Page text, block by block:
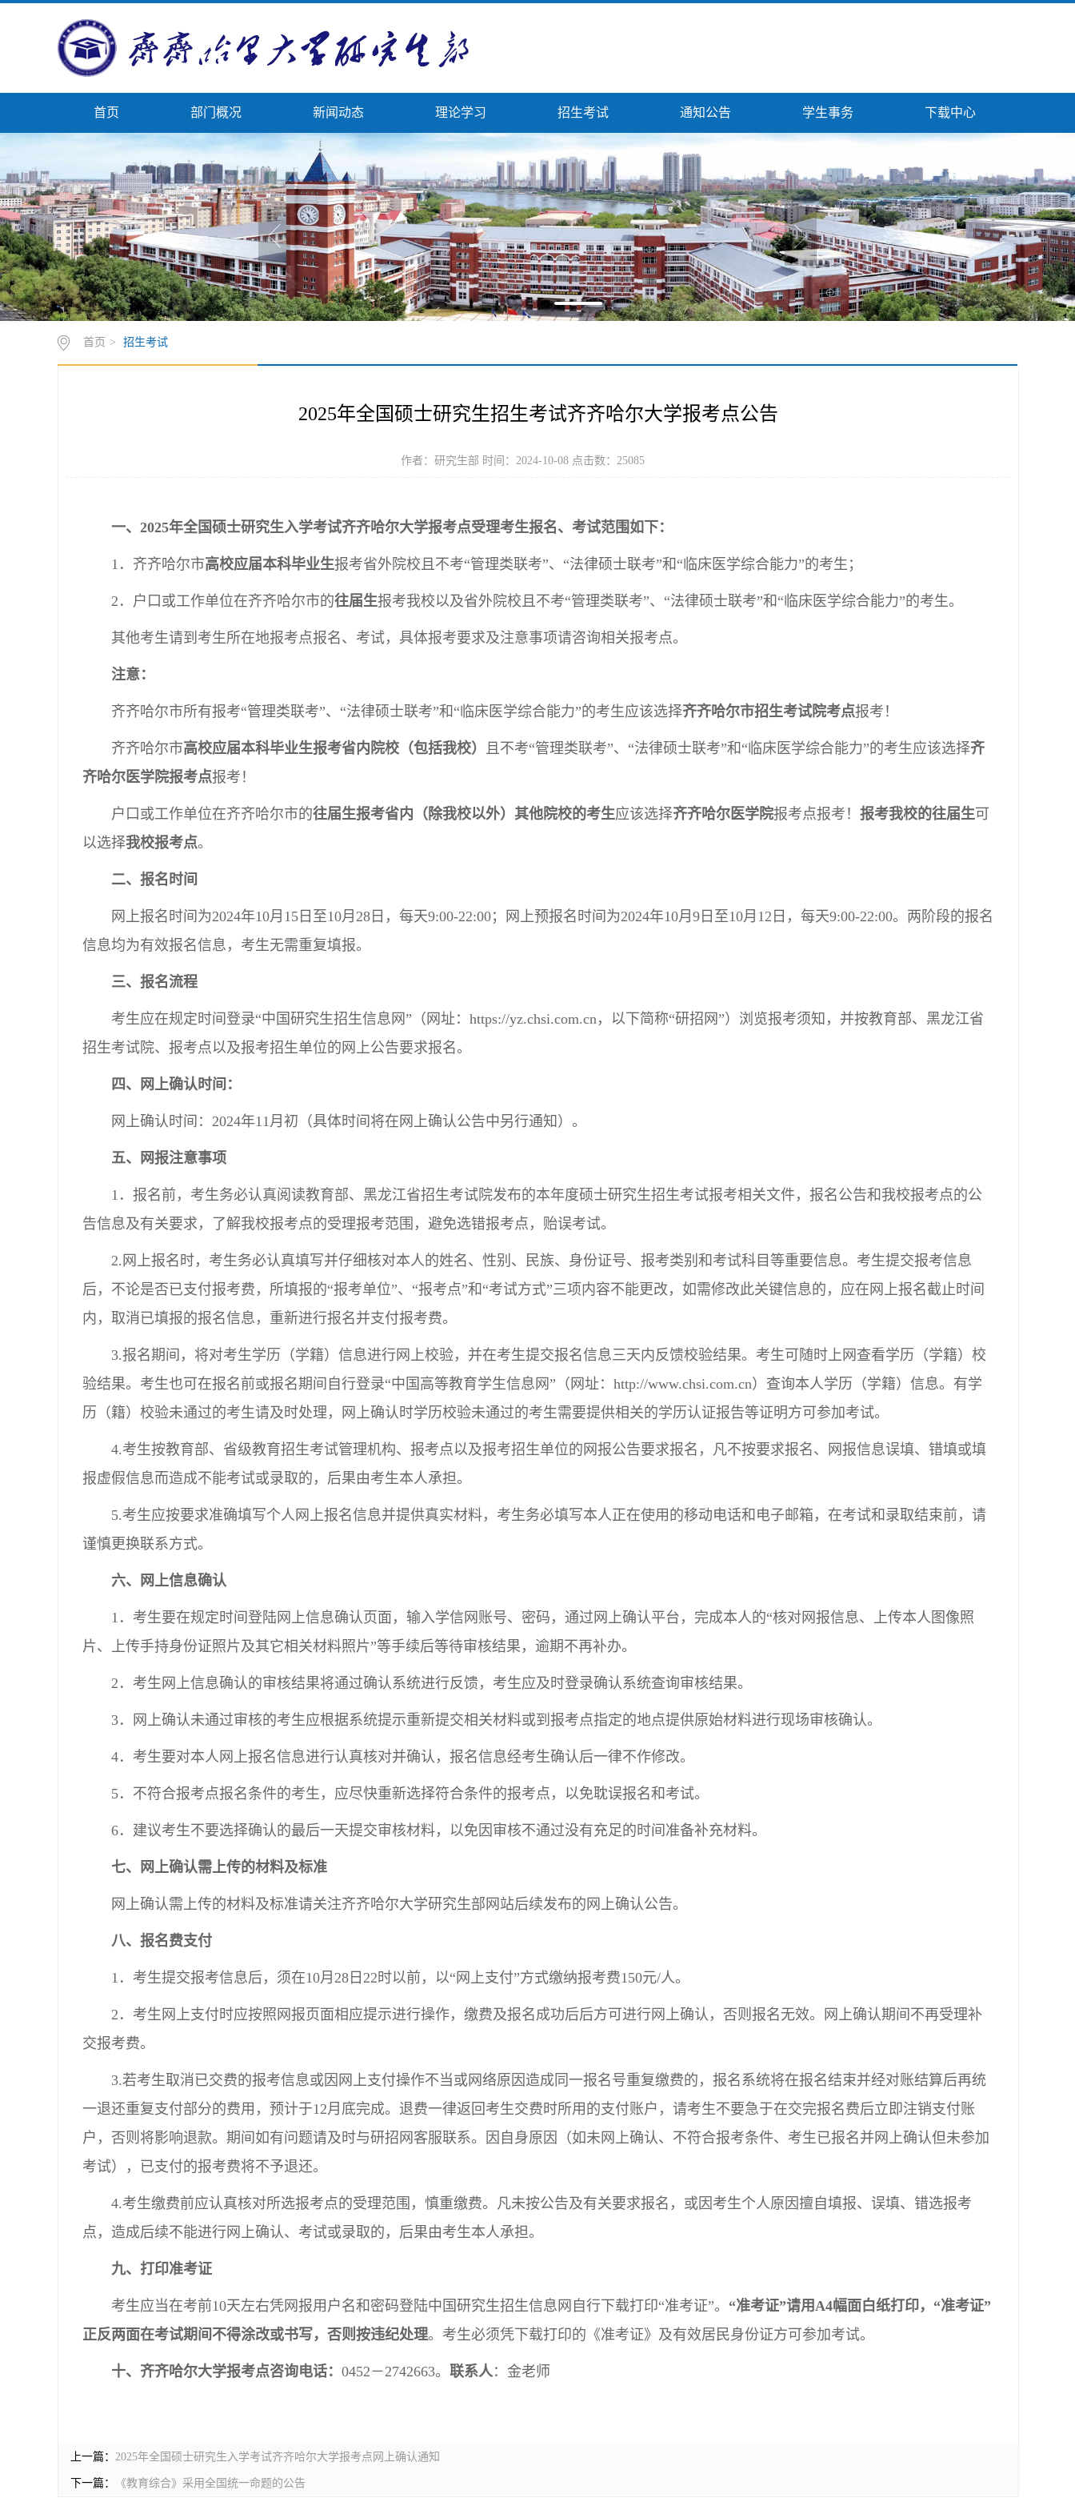
首页 部门概况 新闻动态 理论学习 招生考试 通知公告 学生事务 下载中心
首页 > 招生考试
2025年全国硕士研究生招生考试齐齐哈尔大学报考点公告
作者：研究生部 时间：2024-10-08 点击数： 25085
一、2025年全国硕士研究生入学考试齐齐哈尔大学报考点受理考生报名、考试范围如下：
1．齐齐哈尔市高校应届本科毕业生报考省外院校且不考“管理类联考”、“法律硕士联考”和“临床医学综合能力”的考生；
2．户口或工作单位在齐齐哈尔市的往届生报考我校以及省外院校且不考“管理类联考”、“法律硕士联考”和“临床医学综合能力”的考生。
其他考生请到考生所在地报考点报名、考试，具体报考要求及注意事项请咨询相关报考点。
注意：
齐齐哈尔市所有报考“管理类联考”、“法律硕士联考”和“临床医学综合能力”的考生应该选择齐齐哈尔市招生考试院考点报考！
齐齐哈尔市高校应届本科毕业生报考省内院校（包括我校） 且不考“管理类联考”、“法律硕士联考”和“临床医学综合能力”的考生应该选择齐
齐哈尔医学院报考点报考！
户口或工作单位在齐齐哈尔市的往届生报考省内（除我校以外）其他院校的考生应该选择齐齐哈尔医学院报考点报考！ 报考我校的往届生可
以选择我校报考点。
二、报名时间
网上报名时间为2024年10月15日至10月28日，每天9:00-22:00；网上预报名时间为2024年10月9日至10月12日，每天9:00-22:00。两阶段的报名
信息均为有效报名信息，考生无需重复填报。
三、报名流程
考生应在规定时间登录“中国研究生招生信息网”（网址：https://yz.chsi.com.cn，以下简称“研招网”）浏览报考须知，并按教育部、黑龙江省
招生考试院、报考点以及报考招生单位的网上公告要求报名。
四、网上确认时间：
网上确认时间：2024年11月初（具体时间将在网上确认公告中另行通知）。
五、网报注意事项
1．报名前，考生务必认真阅读教育部、黑龙江省招生考试院发布的本年度硕士研究生招生考试报考相关文件，报名公告和我校报考点的公
告信息及有关要求，了解我校报考点的受理报考范围，避免选错报考点，贻误考试。
2.网上报名时，考生务必认真填写并仔细核对本人的姓名、性别、民族、身份证号、报考类别和考试科目等重要信息。考生提交报考信息
后，不论是否已支付报考费，所填报的“报考单位”、“报考点”和“考试方式”三项内容不能更改，如需修改此关键信息的，应在网上报名截止时间
内，取消已填报的报名信息，重新进行报名并支付报考费。
3.报名期间，将对考生学历（学籍）信息进行网上校验，并在考生提交报名信息三天内反馈校验结果。考生可随时上网查看学历（学籍）校
验结果。考生也可在报名前或报名期间自行登录“中国高等教育学生信息网”（网址：http://www.chsi.com.cn）查询本人学历（学籍）信息。有学
历（籍）校验未通过的考生请及时处理，网上确认时学历校验未通过的考生需要提供相关的学历认证报告等证明方可参加考试。
4.考生按教育部、省级教育招生考试管理机构、报考点以及报考招生单位的网报公告要求报名，凡不按要求报名、网报信息误填、错填或填
报虚假信息而造成不能考试或录取的，后果由考生本人承担。
5.考生应按要求准确填写个人网上报名信息并提供真实材料，考生务必填写本人正在使用的移动电话和电子邮箱，在考试和录取结束前，请
谨慎更换联系方式。
六、网上信息确认
1．考生要在规定时间登陆网上信息确认页面，输入学信网账号、密码，通过网上确认平台，完成本人的“核对网报信息、上传本人图像照
片、上传手持身份证照片及其它相关材料照片”等手续后等待审核结果，逾期不再补办。
2．考生网上信息确认的审核结果将通过确认系统进行反馈，考生应及时登录确认系统查询审核结果。
3．网上确认未通过审核的考生应根据系统提示重新提交相关材料或到报考点指定的地点提供原始材料进行现场审核确认。
4．考生要对本人网上报名信息进行认真核对并确认，报名信息经考生确认后一律不作修改。
5．不符合报考点报名条件的考生，应尽快重新选择符合条件的报考点，以免耽误报名和考试。
6．建议考生不要选择确认的最后一天提交审核材料，以免因审核不通过没有充足的时间准备补充材料。
七、网上确认需上传的材料及标准
网上确认需上传的材料及标准请关注齐齐哈尔大学研究生部网站后续发布的网上确认公告。
八、报名费支付
1．考生提交报考信息后，须在10月28日22时以前，以“网上支付”方式缴纳报考费150元/人。
2．考生网上支付时应按照网报页面相应提示进行操作，缴费及报名成功后后方可进行网上确认，否则报名无效。网上确认期间不再受理补
交报考费。
3.若考生取消已交费的报考信息或因网上支付操作不当或网络原因造成同一报名号重复缴费的，报名系统将在报名结束并经对账结算后再统
一退还重复支付部分的费用，预计于12月底完成。退费一律返回考生交费时所用的支付账户，请考生不要急于在交完报名费后立即注销支付账
户，否则将影响退款。期间如有问题请及时与研招网客服联系。因自身原因（如未网上确认、不符合报考条件、考生已报名并网上确认但未参加
考试），已支付的报考费将不予退还。
4.考生缴费前应认真核对所选报考点的受理范围，慎重缴费。凡未按公告及有关要求报名，或因考生个人原因擅自填报、误填、错选报考
点，造成后续不能进行网上确认、考试或录取的，后果由考生本人承担。
九、打印准考证
考生应当在考前10天左右凭网报用户名和密码登陆中国研究生招生信息网自行下载打印“准考证”。 “准考证”请用A4幅面白纸打印，“准考证”
正反两面在考试期间不得涂改或书写，否则按违纪处理。考生必须凭下载打印的《准考证》及有效居民身份证方可参加考试。
十、齐齐哈尔大学报考点咨询电话： 0452－2742663。 联系人：金老师
上一篇： 2025年全国硕士研究生入学考试齐齐哈尔大学报考点网上确认通知
下一篇： 《教育综合》采用全国统一命题的公告